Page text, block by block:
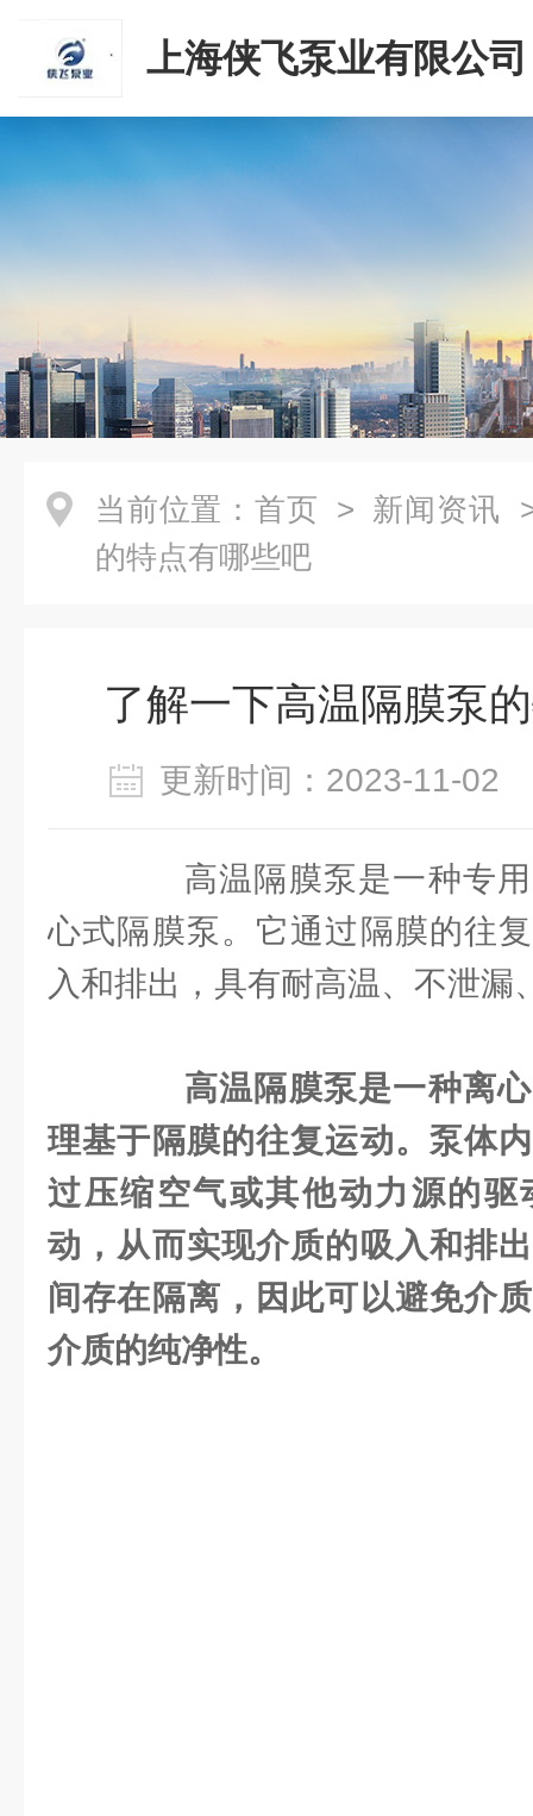
上海侠飞泵业有限公司
当前位置： 首页 > 新闻资讯
的特点有哪些吧
了解一下高温隔膜泵
更新时间：2023-11-
高温隔膜泵是一种专用
心式隔膜泵。它通过隔膜的往
入和排出，具有耐高温、不泄漏
高温隔膜泵是一种离
理基于隔膜的往复运动。泵体
过压缩空气或其他动力源的驱
动，从而实现介质的吸入和排
间存在隔离，因此可以避免介
介质的纯净性。